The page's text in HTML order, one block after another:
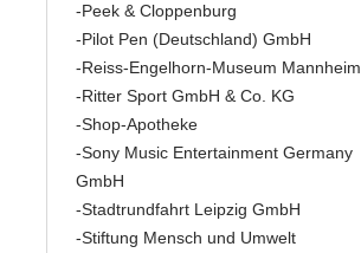
-Peek & Cloppenburg
-Pilot Pen (Deutschland) GmbH
-Reiss-Engelhorn-Museum Mannheim
-Ritter Sport GmbH & Co. KG
-Shop-Apotheke
-Sony Music Entertainment Germany
GmbH
-Stadtrundfahrt Leipzig GmbH
-Stiftung Mensch und Umwelt